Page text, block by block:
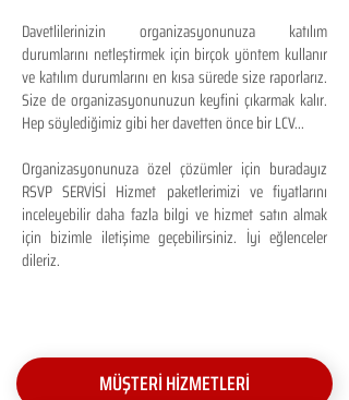
Davetlilerinizin organizasyonunuza katılım
durumlarını netleştirmek için birçok yöntem kullanır
ve katılım durumlarını en kısa sürede size raporlarız.
Size de organizasyonunuzun keyfini çıkarmak kalır.
Hep söylediğimiz gibi her davetten önce bir LCV...
Organizasyonunuza özel çözümler için buradayız
RSVP SERVİSİ Hizmet paketlerimizi ve fiyatlarını
inceleyebilir daha fazla bilgi ve hizmet satın almak
için bizimle iletişime geçebilirsiniz. İyi eğlenceler
dileriz.
MÜŞTERİ HİZMETLERİ